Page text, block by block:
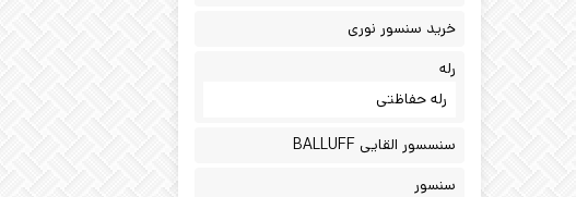
خرید سنسور نوری
رله
رله حفاظتی
سنسسور القایی BALLUFF
سنسور